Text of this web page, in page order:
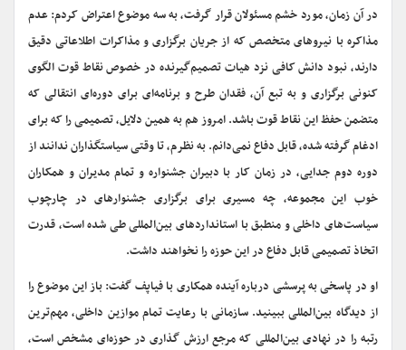
در آن زمان، مورد خشم مسئولان قرار گرفت، به سه موضوع اعتراض کردم: عدم
مذاکره با نیروهای متخصص که از جریان برگزاری و مذاکرات اطلاعاتی دقیق
دارند، نبود دانش کافی نزد هیات تصمیم‌گیرنده در خصوص نقاط قوت الگوی
کنونی برگزاری و به تبع آن، فقدان طرح و برنامه‌ای برای دوره‌ای انتقالی که
متضمن حفظ این نقاط قوت باشد. امروز هم به همین دلایل، تصمیمی را که برای
ادغام گرفته شده، قابل دفاع نمی‌دانم. به نظرم، تا وقتی سیاستگذاران ندانند از
دوره دوم جدایی، در زمان کار با دبیران جشنواره و تمام مدیران و همکاران
خوب این مجموعه، چه مسیری برای برگزاری جشنوارهای در چارچوب
سیاست‌های داخلی و منطبق با استانداردهای بین‌المللی طی شده است، قدرت
اتخاذ تصمیمی قابل دفاع در این حوزه را نخواهند داشت.
او در پاسخی به پرسشی درباره آینده همکاری با فیاپف گفت: باز این موضوع را
از دیدگاه بین‌المللی ببینید. سازمانی با رعایت تمام موازین داخلی، مهم‌ترین
رتبه را در نهادی بین‌المللی که مرجع ارزش گذاری در حوزه‌ای مشخص است،